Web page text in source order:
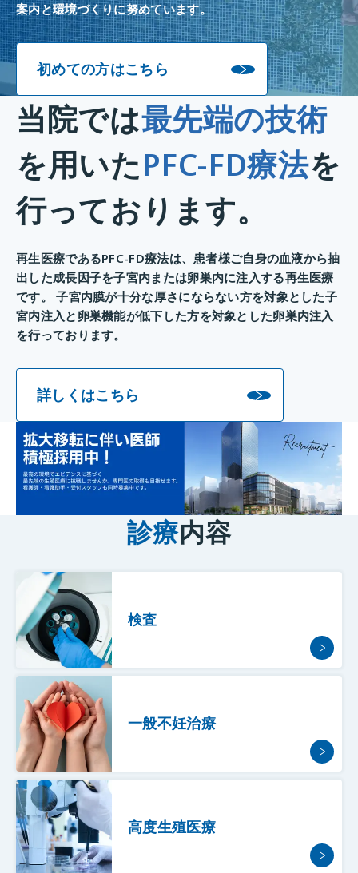
案内と環境づくりに努めています。
初めての方はこちら
当院では最先端の技術
を用いたPFC-FD療法を
行っております。
再生医療であるPFC-FD療法は、患者様ご自身の血液から抽
出した成長因子を子宮内または卵巣内に注入する再生医療
です。 子宮内膜が十分な厚さにならない方を対象とした子
宮内注入と卵巣機能が低下した方を対象とした卵巣内注入
を行っております。
詳しくはこちら
診療内容
検査
一般不妊治療
高度生殖医療